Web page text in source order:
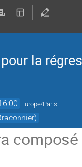
la
Europe/Paris
composé